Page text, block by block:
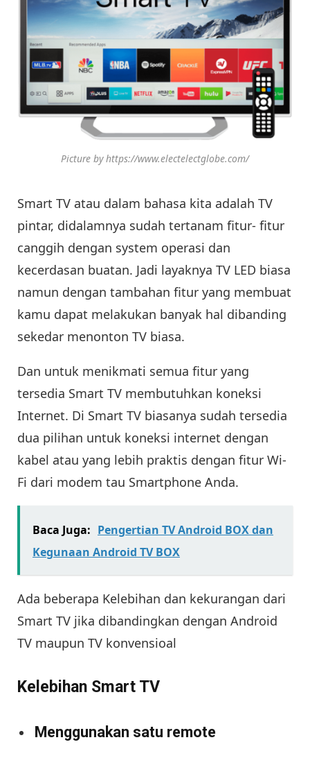
Picture by https://www.electelectglobe.com/
Smart TV atau dalam bahasa kita adalah TV
pintar, didalamnya sudah tertanam fitur- fitur
canggih dengan system operasi dan
kecerdasan buatan. Jadi layaknya TV LED biasa
namun dengan tambahan fitur yang membuat
kamu dapat melakukan banyak hal dibanding
sekedar menonton TV biasa.
Dan untuk menikmati semua fitur yang
tersedia Smart TV membutuhkan koneksi
Internet. Di Smart TV biasanya sudah tersedia
dua pilihan untuk koneksi internet dengan
kabel atau yang lebih praktis dengan fitur Wi-
Fi dari modem tau Smartphone Anda.
Baca Juga: Pengertian TV Android BOX dan
Kegunaan Android TV BOX
Ada beberapa Kelebihan dan kekurangan dari
Smart TV jika dibandingkan dengan Android
TV maupun TV konvensioal
Kelebihan Smart TV
Menggunakan satu remote